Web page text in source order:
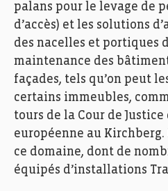
palans pour le levage de
d’accès) et les solutions
des nacelles et portiques
maintenance des
façades, tels qu’on peut
certains immeubles,
tours de la Cour de Justice
européenne au Kirchberg.
ce domaine, dont de
équipés d’installations